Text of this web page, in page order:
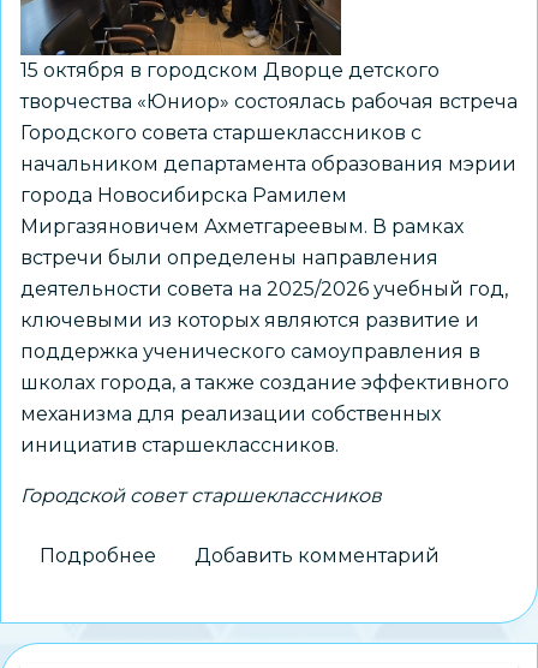
здоровья
15 октября в городском Дворце детского
творчества «Юниор» состоялась рабочая встреча
Городского совета старшеклассников с
начальником департамента образования мэрии
города Новосибирска Рамилем
Миргазяновичем Ахметгареевым. В рамках
встречи были определены направления
деятельности совета на 2025/2026 учебный год,
ключевыми из которых являются развитие и
поддержка ученического самоуправления в
школах города, а также создание эффективного
механизма для реализации собственных
инициатив старшеклассников.
Городской совет старшеклассников
Подробнее
Городского
совета
Добавить комментарий